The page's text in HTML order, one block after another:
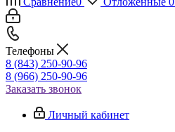
Телефоны
8 (843) 250-90-96
8 (966) 250-90-96
Заказать звонок
Личный кабинет